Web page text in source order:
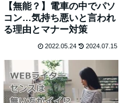
【無能？】電車の中でパソ
コン…気持ち悪いと言われ
る理由とマナー対策
2022.05.24 2024.07.15